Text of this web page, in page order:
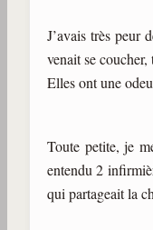
J’avais très peur
venait se
Elles ont une
Toute petite, je
entendu 2
qui partageait la